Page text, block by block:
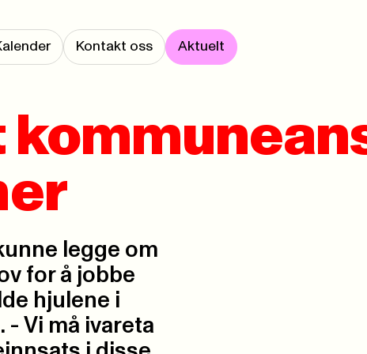
Kontakt oss Aktuelt
legge om
for å jobbe
hjulene i
Vi må ivareta